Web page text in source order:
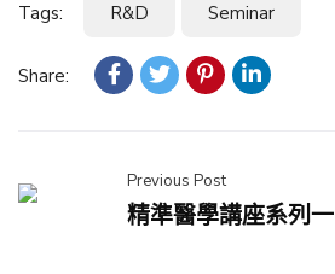
Tags: R&D Seminar
Share:
Previous Post
精準醫學講座系列一